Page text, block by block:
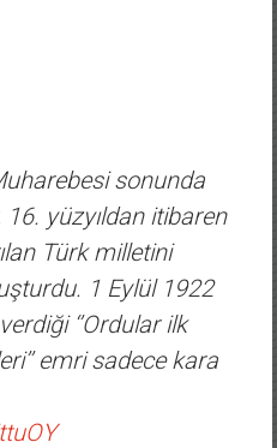
sonunda
yüzyıldan itibaren
Türk milletini
1 Eylül 1922
‘’Ordular ilk
emri sadece kara